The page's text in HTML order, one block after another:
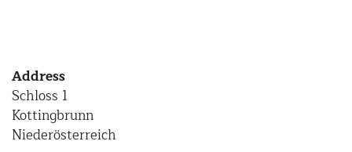
Address
Schloss 1
Kottingbrunn
Niederösterreich